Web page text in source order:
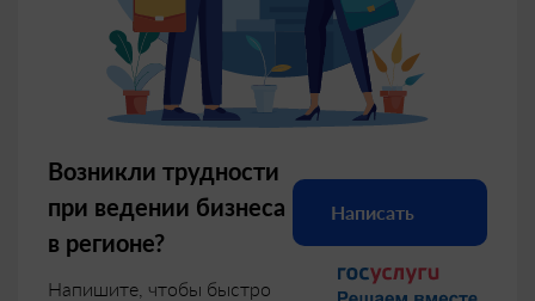
Возникли трудности
при ведении бизнеса
в регионе?
Напишите, чтобы быстро
Написать